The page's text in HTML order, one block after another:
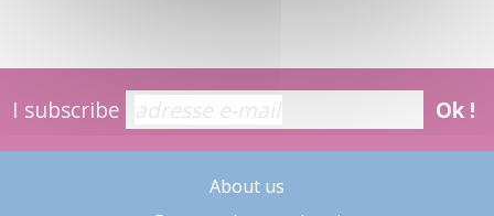
I subscribe Ok !
About us